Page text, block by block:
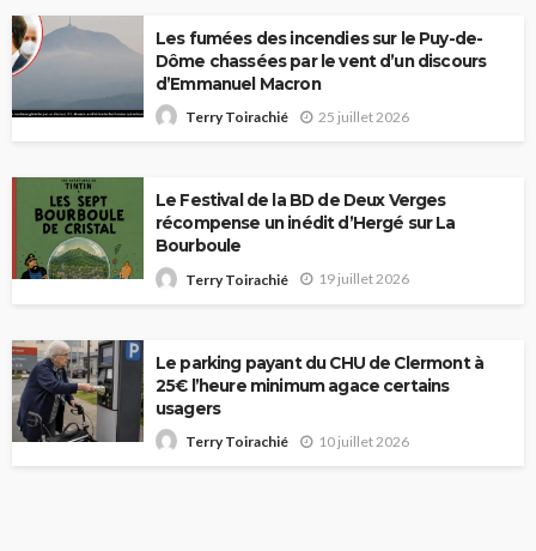
Les fumées des incendies sur le Puy-de-
Dôme chassées par le vent d’un discours
d’Emmanuel Macron
Terry Toirachié 25 juillet 2026
Le Festival de la BD de Deux Verges
récompense un inédit d’Hergé sur La
Bourboule
Terry Toirachié 19 juillet 2026
Le parking payant du CHU de Clermont à
25€ l’heure minimum agace certains
usagers
Terry Toirachié 10 juillet 2026